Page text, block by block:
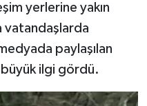
yerlerine yakın
vatandaşlarda
paylaşılan
ilgi gördü.